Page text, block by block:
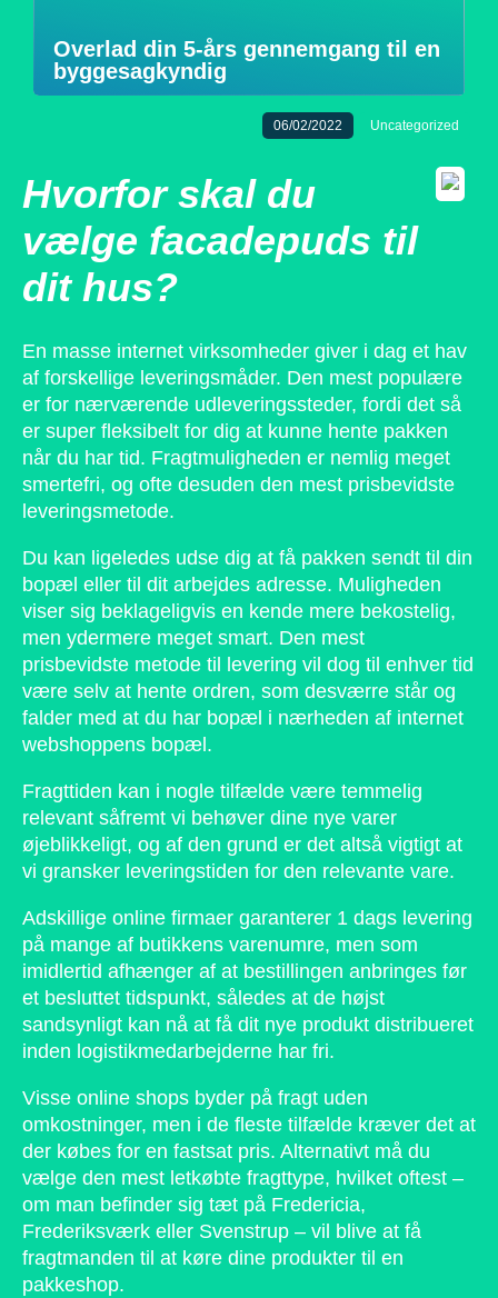
Overlad din 5-års gennemgang til en
byggesagkyndig
06/02/2022 Uncategorized
Hvorfor skal du
vælge facadepuds til
dit hus?
En masse internet virksomheder giver i dag et hav
af forskellige leveringsmåder. Den mest populære
er for nærværende udleveringssteder, fordi det så
er super fleksibelt for dig at kunne hente pakken
når du har tid. Fragtmuligheden er nemlig meget
smertefri, og ofte desuden den mest prisbevidste
leveringsmetode.
Du kan ligeledes udse dig at få pakken sendt til din
bopæl eller til dit arbejdes adresse. Muligheden
viser sig beklageligvis en kende mere bekostelig,
men ydermere meget smart. Den mest
prisbevidste metode til levering vil dog til enhver tid
være selv at hente ordren, som desværre står og
falder med at du har bopæl i nærheden af internet
webshoppens bopæl.
Fragttiden kan i nogle tilfælde være temmelig
relevant såfremt vi behøver dine nye varer
øjeblikkeligt, og af den grund er det altså vigtigt at
vi gransker leveringstiden for den relevante vare.
Adskillige online firmaer garanterer 1 dags levering
på mange af butikkens varenumre, men som
imidlertid afhænger af at bestillingen anbringes før
et besluttet tidspunkt, således at de højst
sandsynligt kan nå at få dit nye produkt distribueret
inden logistikmedarbejderne har fri.
Visse online shops byder på fragt uden
omkostninger, men i de fleste tilfælde kræver det at
der købes for en fastsat pris. Alternativt må du
vælge den mest letkøbte fragttype, hvilket oftest –
om man befinder sig tæt på Fredericia,
Frederiksværk eller Svenstrup – vil blive at få
fragtmanden til at køre dine produkter til en
pakkeshop.